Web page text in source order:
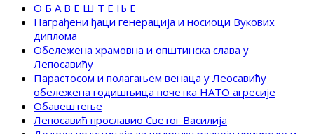
О Б А В Е Ш Т Е Њ Е
Награђени ђаци генерација и носиоци Вукових
диплома
Обележена храмовна и општинска слава у
Лепосавићу
Парастосом и полагањем венаца у Леосавићу
обележена годишњица почетка НАТО агресије
Обавештење
Лепосавић прославио Светог Василија